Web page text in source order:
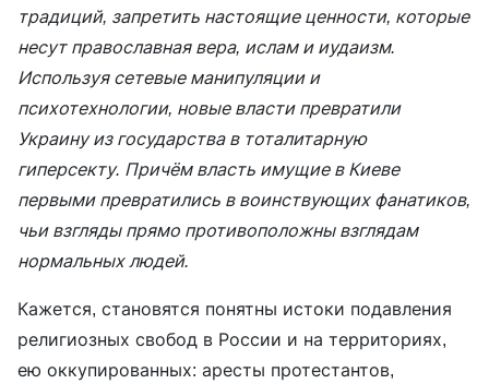
традиций, запретить настоящие ценности, которые
несут православная вера, ислам и иудаизм.
Используя сетевые манипуляции и
психотехнологии, новые власти превратили
Украину из государства в тоталитарную
гиперсекту. Причём власть имущие в Киеве
первыми превратились в воинствующих фанатиков,
чьи взгляды прямо противоположны взглядам
нормальных людей.
Кажется, становятся понятны истоки подавления
религиозных свобод в России и на территориях,
ею оккупированных: аресты протестантов,